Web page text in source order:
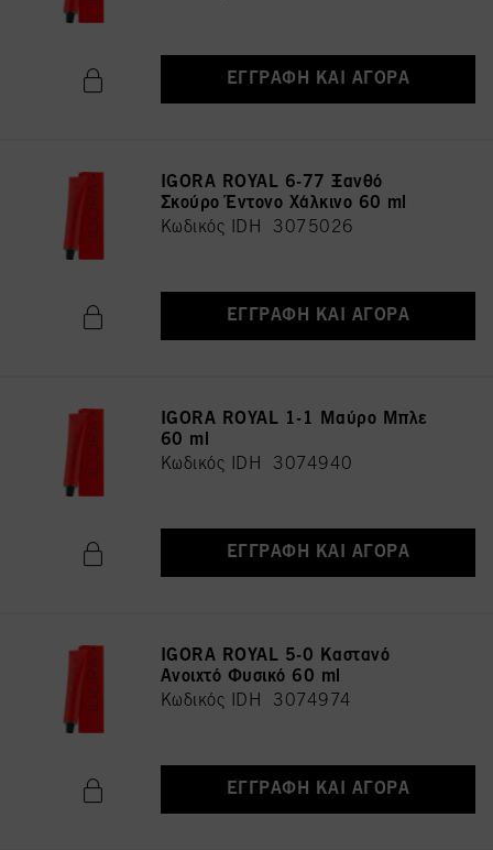
ΕΓΓΡΑΦΉ ΚΑΙ ΑΓΟΡΆ
IGORA ROYAL 6-77 Ξανθό
Σκούρο Έντονο Χάλκινο 60 ml
Κωδικός IDH 3075026
ΕΓΓΡΑΦΉ ΚΑΙ ΑΓΟΡΆ
IGORA ROYAL 1-1 Μαύρο Μπλε
60 ml
Κωδικός IDH 3074940
ΕΓΓΡΑΦΉ ΚΑΙ ΑΓΟΡΆ
IGORA ROYAL 5-0 Καστανό
Ανοιχτό Φυσικό 60 ml
Κωδικός IDH 3074974
ΕΓΓΡΑΦΉ ΚΑΙ ΑΓΟΡΆ